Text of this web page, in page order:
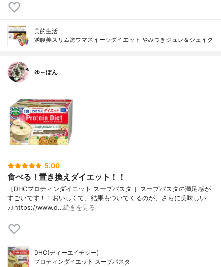
美的生活
満腹美スリム激ウマスイーツダイエット やみつきジュレ＆シェイク
ゆ～ぽん
5.00
食べる！置き換えダイエット！！
［DHCプロティンダイエット スープパスタ ］スープパスタの満足感が
すごいです！！おいしくて、結果もついてくるのが、さらに美味しい
♪♪https://www.d…続きを見る
DHC(ディーエイチシー)
プロティンダイエット スープパスタ